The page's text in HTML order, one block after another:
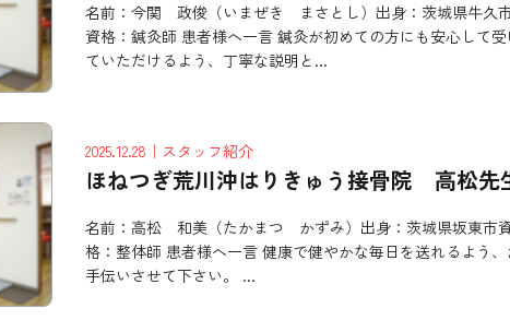
名前：今関 政俊（いまぜき まさとし）出身：茨城県牛久
資格：鍼灸師 患者様へ一言 鍼灸が初めての方にも安心して受
ていただけるよう、丁寧な説明と...
2025.12.28 ｜スタッフ紹介
ほねつぎ荒川沖はりきゅう接骨院 高松先
名前：高松 和美（たかまつ かずみ）出身：茨城県坂東市
格：整体師 患者様へ一言 健康で健やかな毎日を送れるよう、
手伝いさせて下さい。 ...